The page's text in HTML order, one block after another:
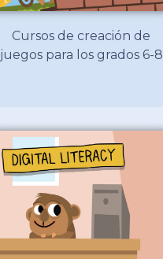
Cursos de creación de
juegos para los grados 6-8